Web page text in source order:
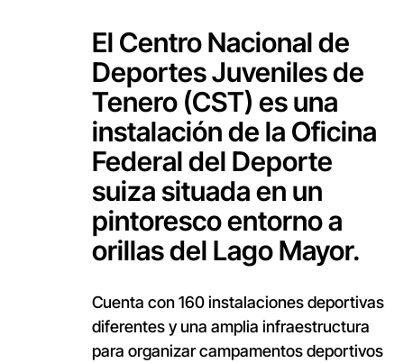
El Centro Nacional de
Deportes Juveniles de
Tenero (CST) es una
instalación de la Oficina
Federal del Deporte
suiza situada en un
pintoresco entorno a
orillas del Lago Mayor.
Cuenta con 160 instalaciones deportivas
diferentes y una amplia infraestructura
para organizar campamentos deportivos